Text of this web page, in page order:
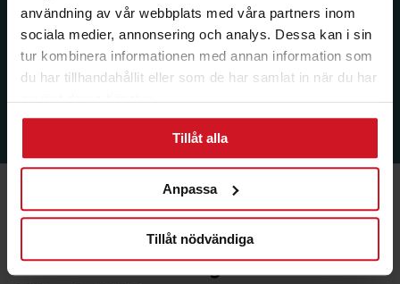
användning av vår webbplats med våra partners inom
sociala medier, annonsering och analys. Dessa kan i sin
tur kombinera informationen med annan information som
du har tillhandahållit eller som de har samlat in när du har
använt deras tjänster.
Tillåt alla
Anpassa
Tillåt nödvändiga